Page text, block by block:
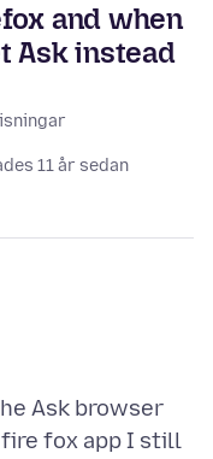
and when
Ask instead
11 år sedan
Ask browser
fox app I still